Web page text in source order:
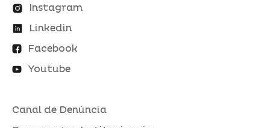
Instagram
Linkedin
Facebook
Youtube
Canal de Denúncia